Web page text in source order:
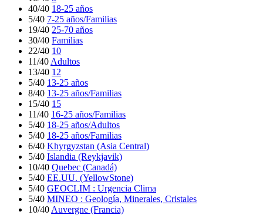
40/40 18-25 años
5/40 7-25 años/Familias
19/40 25-70 años
30/40 Familias
22/40 10
11/40 Adultos
13/40 12
5/40 13-25 años
8/40 13-25 años/Familias
15/40 15
11/40 16-25 años/Familias
5/40 18-25 años/Adultos
5/40 18-25 años/Familias
6/40 Khyrgyzstan (Asia Central)
5/40 Islandia (Reykjavik)
10/40 Quebec (Canadá)
5/40 EE.UU. (YellowStone)
5/40 GEOCLIM : Urgencia Clima
5/40 MINEO : Geología, Minerales, Cristales
10/40 Auvergne (Francia)